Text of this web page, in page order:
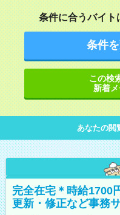
条件に合うバイト
条件
この検
新着
あなたの閲
完全在宅＊時給1700
更新・修正など事務